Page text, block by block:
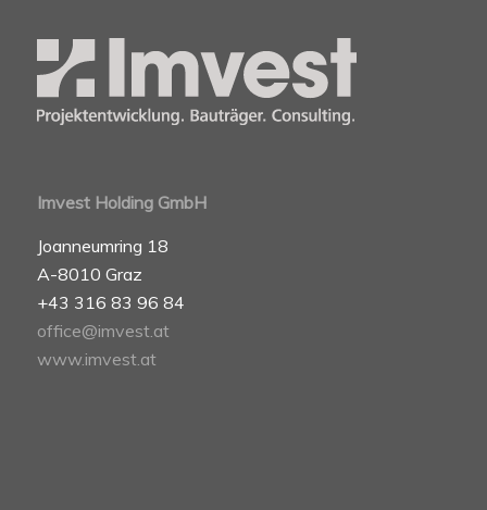
Imvest Holding GmbH
Joanneumring 18
A-8010 Graz
+43 316 83 96 84
office@imvest.at
www.imvest.at